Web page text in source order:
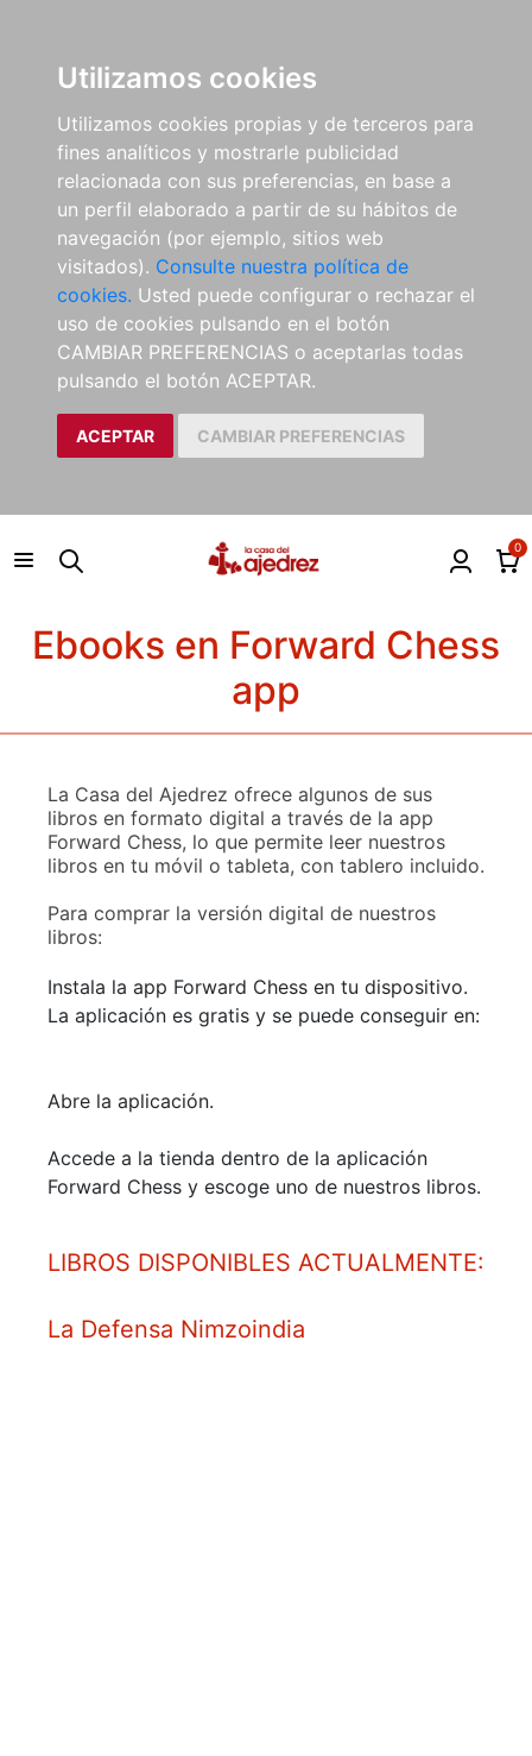
Utilizamos cookies
Utilizamos cookies propias y de terceros para
fines analíticos y mostrarle publicidad
relacionada con sus preferencias, en base a
un perfil elaborado a partir de su hábitos de
navegación (por ejemplo, sitios web
visitados). Consulte nuestra política de
cookies. Usted puede configurar o rechazar el
uso de cookies pulsando en el botón
CAMBIAR PREFERENCIAS o aceptarlas todas
pulsando el botón ACEPTAR.
ACEPTAR CAMBIAR PREFERENCIAS
0
Ebooks en Forward Chess
app
La Casa del Ajedrez ofrece algunos de sus
libros en formato digital a través de la app
Forward Chess, lo que permite leer nuestros
libros en tu móvil o tableta, con tablero incluido.
Para comprar la versión digital de nuestros
libros:
Instala la app Forward Chess en tu dispositivo.
La aplicación es gratis y se puede conseguir en:
Abre la aplicación.
Accede a la tienda dentro de la aplicación
Forward Chess y escoge uno de nuestros libros.
LIBROS DISPONIBLES ACTUALMENTE:
La Defensa Nimzoindia